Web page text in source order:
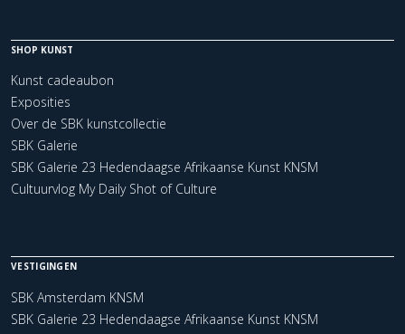
SHOP KUNST
Kunst cadeaubon
Exposities
Over de SBK kunstcollectie
SBK Galerie
SBK Galerie 23 Hedendaagse Afrikaanse Kunst KNSM
Cultuurvlog My Daily Shot of Culture
VESTIGINGEN
SBK Amsterdam KNSM
SBK Galerie 23 Hedendaagse Afrikaanse Kunst KNSM